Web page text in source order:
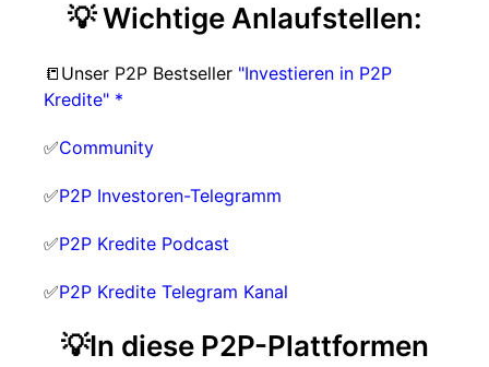
💡 Wichtige Anlaufstellen:
📒Unser P2P Bestseller "Investieren in P2P
Kredite" *
✅Community
✅P2P Investoren-Telegramm
✅P2P Kredite Podcast
✅P2P Kredite Telegram Kanal
💡In diese P2P-Plattformen